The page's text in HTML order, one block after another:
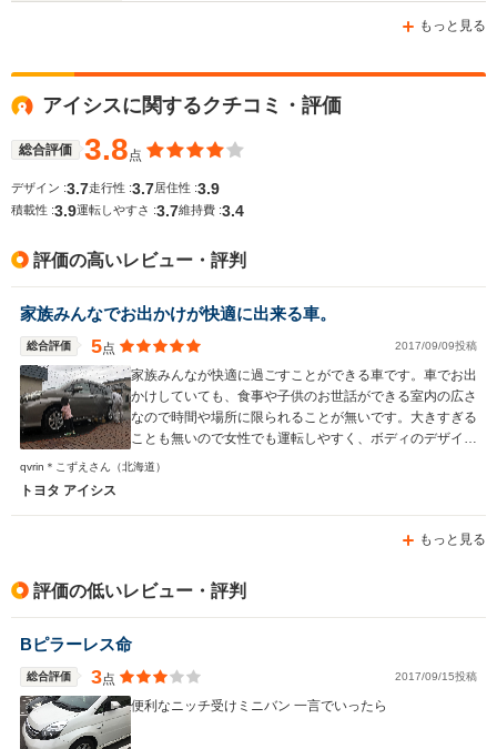
WLTCモード
燃費
もっと見る
アイシスに関するクチコミ・評価
総合評価 3.8点
デザイン :3.7走行性 :3.7 居住性 :3.9
積載性 :3.9運転しやすさ :3.7維持費 :3.4
評価の高いレビュー・評判
家族みんなでお出かけが快適に出来る車。
総合評価 5点 2017/09/09投稿
家族みんなが快適に過ごすことができる車です。車でお出
かけしていても、食事や子供のお世話ができる室内の広さ
なので時間や場所に限られることが無いです。大きすぎる
ことも無いので女性でも運転しやすく、ボディのデザイン
はカッコいいので男性にも向いている車だと思います。
qvrin＊こずえさん （北海道）
トヨタ アイシス
もっと見る
評価の低いレビュー・評判
Bピラーレス命
総合評価 3点 2017/09/15投稿
便利なニッチ受けミニバン 一言でいったら